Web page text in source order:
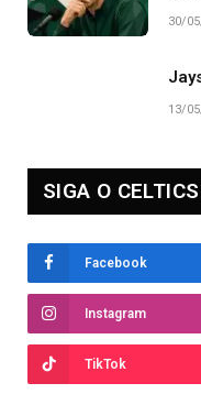
30/
13/
SIGA O
Facebook
Instagram
TikTok